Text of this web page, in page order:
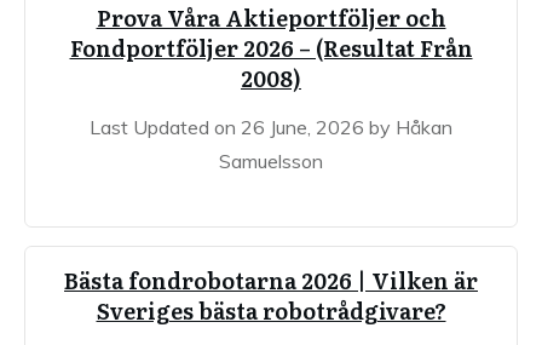
Prova Våra Aktieportföljer och
Fondportföljer 2026 – (Resultat Från
2008)
Last Updated on 26 June, 2026 by Håkan
Samuelsson
Bästa fondrobotarna 2026 | Vilken är
Sveriges bästa robotrådgivare?